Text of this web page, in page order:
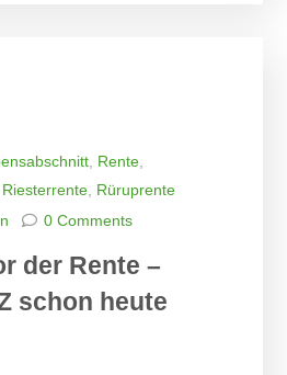
, Rente,
Riesterrente, Rüruprente
0 Comments
der Rente –
schon heute